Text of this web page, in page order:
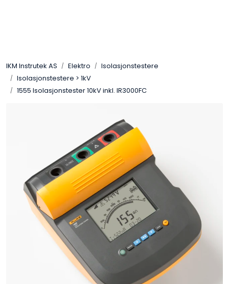
IKM Instrutek AS Elektro
Isolasjonstestere
Isolasjonstestere > 1kV
1555 Isolasjonstester 10kV inkl. IR3000FC
Elektro
Frekvensomformere
Miljø og sikkerhet
Kalibratorer
Termografi